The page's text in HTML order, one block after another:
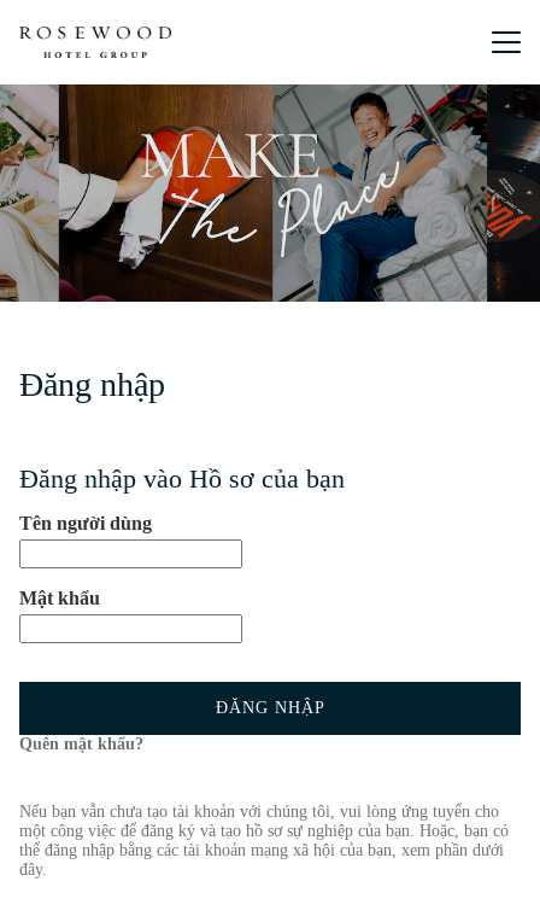
Menu
Đăng nhập
Đăng nhập vào Hồ sơ của bạn
Tên người dùng
Mật khẩu
ĐĂNG NHẬP
Quên mật khẩu?
Nếu bạn vẫn chưa tạo tài khoản với chúng tôi, vui lòng ứng tuyển cho
một công việc để đăng ký và tạo hồ sơ sự nghiệp của bạn. Hoặc, bạn có
thể đăng nhập bằng các tài khoản mạng xã hội của bạn, xem phần dưới
đây.